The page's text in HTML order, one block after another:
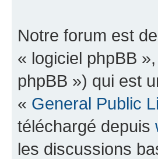
Notre forum est
« logiciel phpBB
phpBB ») qui est
« General Public
téléchargé depuis
les discussions